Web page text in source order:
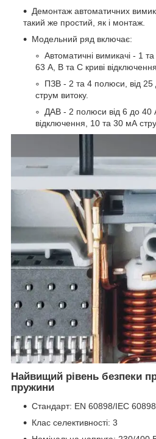
Демонтаж автоматичних
такий же простий, як і монтаж.
Модельний ряд включає:
Автоматичні вимикачі - 1
63 А, В та С криві відключення.
ПЗВ - 2 та 4 полюси, від
струм витоку.
ДАВ - 2 полюси від 6 до 40
відключення, 10 та 30 мА
Найвищий рівень безпеки
пружини
Стандарт: EN 60898/IEC
Клас селективності: 3